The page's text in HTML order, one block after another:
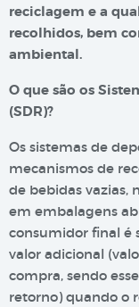
reciclagem e a
recolhidos, bem
ambiental.
O que são os
(SDR)?
Os sistemas de
mecanismos de
de bebidas vazias,
em embalagens
consumidor final é
valor adicional
compra, sendo
retorno) quando o